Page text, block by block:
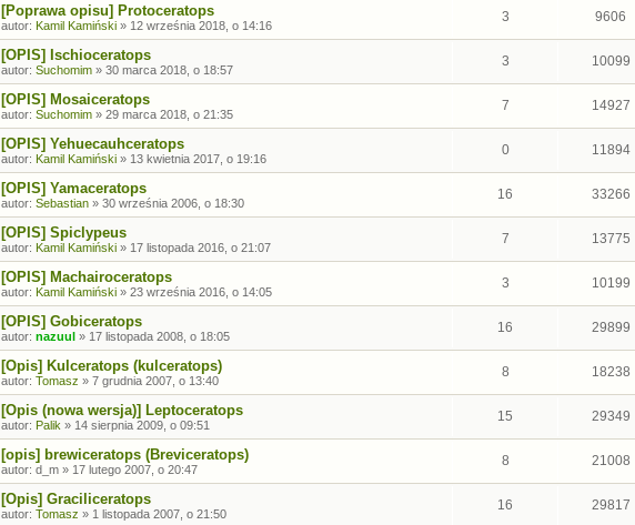
[Poprawa opisu] Protoceratops
autor: Kamil Kamiński » 12 września 2018, o 14:16
3 9606
[OPIS] Ischioceratops
autor: Suchomim » 30 marca 2018, o 18:57
3 10099
[OPIS] Mosaiceratops
autor: Suchomim » 29 marca 2018, o 21:35
7 14927
[OPIS] Yehuecauhceratops
autor: Kamil Kamiński » 13 kwietnia 2017, o 19:16
0 11894
[OPIS] Yamaceratops
autor: Sebastian » 30 września 2006, o 18:30
16 33266
[OPIS] Spiclypeus
autor: Kamil Kamiński » 17 listopada 2016, o 21:07
7 13775
[OPIS] Machairoceratops
autor: Kamil Kamiński » 23 września 2016, o 14:05
3 10199
[OPIS] Gobiceratops
autor: nazuul » 17 listopada 2008, o 18:05
16 29899
[Opis] Kulceratops (kulceratops)
autor: Tomasz » 7 grudnia 2007, o 13:40
8 18238
[Opis (nowa wersja)] Leptoceratops
autor: Palik » 14 sierpnia 2009, o 09:51
15 29349
[opis] brewiceratops (Breviceratops)
autor: d_m » 17 lutego 2007, o 20:47
8 21008
[Opis] Graciliceratops
autor: Tomasz » 1 listopada 2007, o 21:50
16 29817